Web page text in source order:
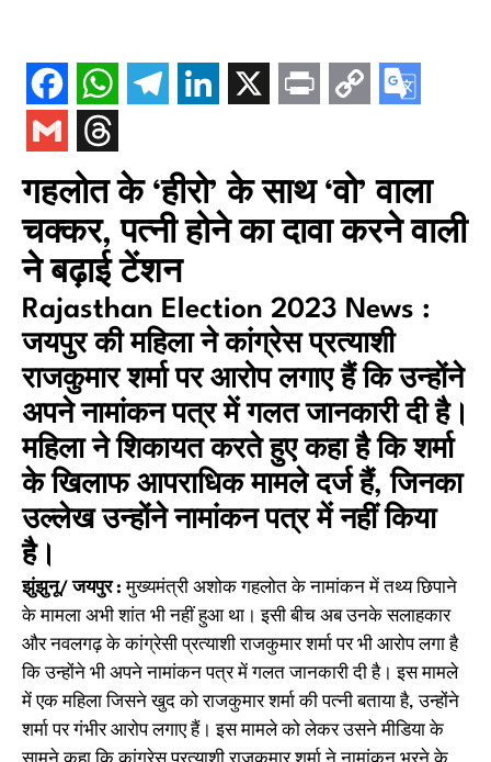
गहलोत के ‘हीरो’ के साथ ‘वो’ वाला
चक्कर, पत्नी होने का दावा करने वाली
ने बढ़ाई टेंशन
Rajasthan Election 2023 News :
जयपुर की महिला ने कांग्रेस प्रत्याशी
राजकुमार शर्मा पर आरोप लगाए हैं कि उन्होंने
अपने नामांकन पत्र में गलत जानकारी दी है।
महिला ने शिकायत करते हुए कहा है कि शर्मा
के खिलाफ आपराधिक मामले दर्ज हैं, जिनका
उल्लेख उन्होंने नामांकन पत्र में नहीं किया
है।
झुंझुनू/ जयपुर : मुख्यमंत्री अशोक गहलोत के नामांकन में तथ्य छिपाने
के मामला अभी शांत भी नहीं हुआ था। इसी बीच अब उनके सलाहकार
और नवलगढ़ के कांग्रेसी प्रत्याशी राजकुमार शर्मा पर भी आरोप लगा है
कि उन्होंने भी अपने नामांकन पत्र में गलत जानकारी दी है। इस मामले
में एक महिला जिसने खुद को राजकुमार शर्मा की पत्नी बताया है, उन्होंने
शर्मा पर गंभीर आरोप लगाए हैं। इस मामले को लेकर उसने मीडिया के